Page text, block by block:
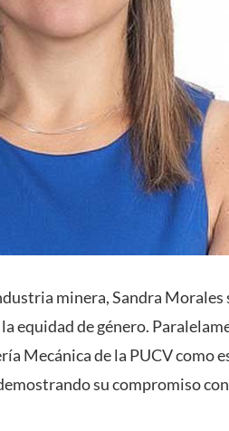
minera, Sandra Morales
equidad de género.
Mecánica de la PUCV como
su compromiso